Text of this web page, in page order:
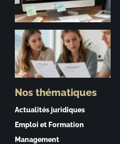
Nos thématiques
Actualités juridiques
Emploi et Formation
Management